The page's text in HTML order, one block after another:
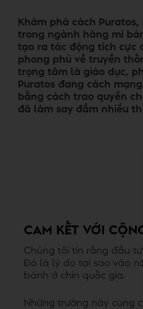
Khám phá cách
trong ngành hàng mì
tạo ra tác động tích cực
phong phú về truyền
trọng tâm là giáo dục,
Puratos đang cách
bằng cách trao quyền
đã làm say đắm nhiều
CAM KẾT VỚI
Chúng tôi tin rằng đầu
Đó là lý do tại sao vào
bánh ở chín quốc gia.
Những trường này cung